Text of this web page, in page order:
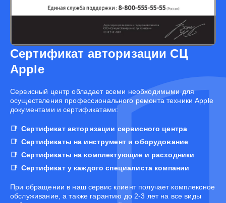
Сертификат авторизации СЦ
Apple
Cервисный центр обладает всеми необходимыми для
осуществления профессионального ремонта техники Apple
документами и сертификатами:
Сертификат авторизации сервисного центра
Сертификаты на инструмент и оборудование
Сертификаты на комплектующие и расходники
Сертификат у каждого специалиста компании
При обращении в наш сервис клиент получает комплексное
обслуживание, а также гарантию до 2-3 лет на все виды